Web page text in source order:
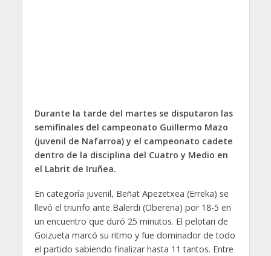
Durante la tarde del martes se disputaron las
semifinales del campeonato Guillermo Mazo
(juvenil de Nafarroa) y el campeonato cadete
dentro de la disciplina del Cuatro y Medio en
el Labrit de Iruñea.
En categoría juvenil, Beñat Apezetxea (Erreka) se
llevó el triunfo ante Balerdi (Oberena) por 18-5 en
un encuentro que duró 25 minutos. El pelotari de
Goizueta marcó su ritmo y fue dominador de todo
el partido sabiendo finalizar hasta 11 tantos. Entre